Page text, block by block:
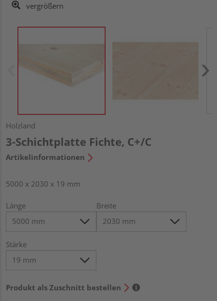
vergrößern
Holzland
3-Schichtplatte Fichte, C+/C
Artikelinformationen
5000 x 2030 x 19 mm
Länge Breite
Stärke
Produkt als Zuschnitt bestellen